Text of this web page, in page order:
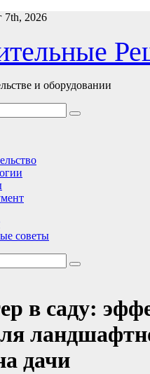
7th, 2026
и оборудовании
советы
в саду:
дачи